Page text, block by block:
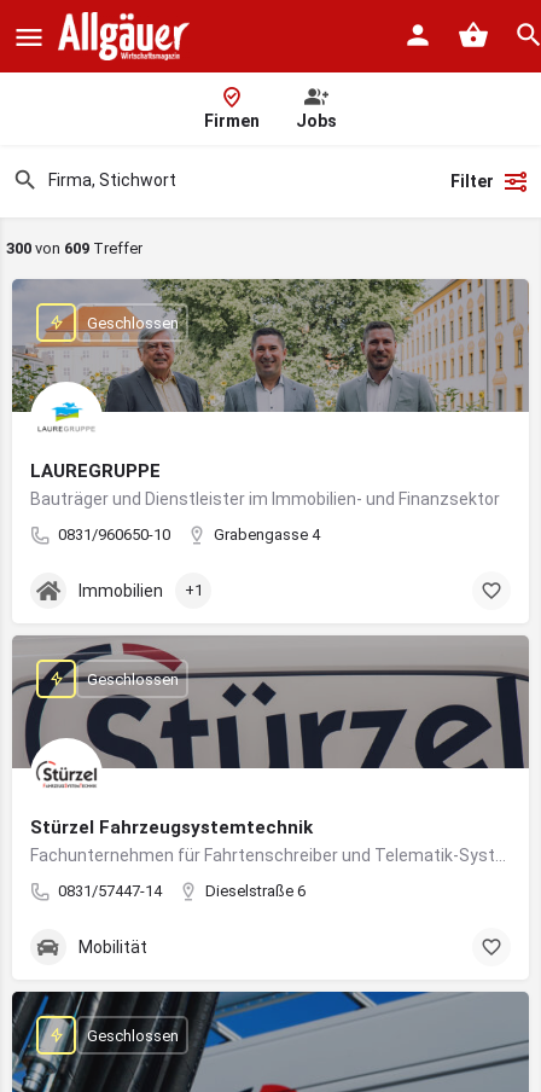
Firmen Jobs
Filter
300 von 609 Treffer
LAUREGRUPPE
Bauträger und Dienstleister im Immobilien- und Finanzsektor
0831/960650-10 Grabengasse 4
Geschlossen
Immobilien +1
Stürzel Fahrzeugsystemtechnik
0831/57447-14 Dieselstraße 6
Geschlossen
Mobilität
Geschlossen